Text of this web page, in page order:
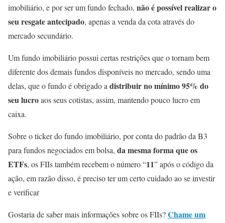
imobiliário, e por ser um fundo fechado, não é possível realizar o
seu resgate antecipado, apenas a venda da cota através do
mercado secundário.
Um fundo imobiliário possui certas restrições que o tornam bem
diferente dos demais fundos disponíveis no mercado, sendo uma
delas, que o fundo é obrigado a distribuir no mínimo 95% do
seu lucroaos seus cotistas, assim, mantendo pouco lucro em
caixa.
Sobre o ticker do fundo imobiliário, por conta do padrão da B3
para fundos negociados em bolsa, da mesma forma que os
ETFs, os FIIs também recebem o número “11” após o código da
ação, em razão disso, é preciso ter um certo cuidado ao se investir
e verificar
Gostaria de saber mais informações sobre os FIIs?Chame um